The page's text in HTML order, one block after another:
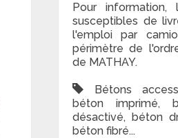
Pour information,
susceptibles de
l'emploi par
périmètre de
de MATHAY.
Bétons
béton imprimé,
désactivé, béton
béton fibré...